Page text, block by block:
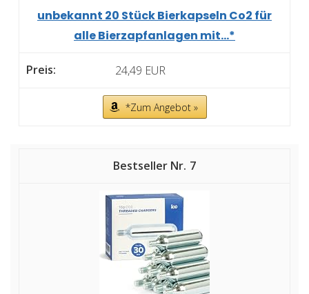
unbekannt 20 Stück Bierkapseln Co2 für
alle Bierzapfanlagen mit...*
24,49 EUR
*Zum Angebot »
7